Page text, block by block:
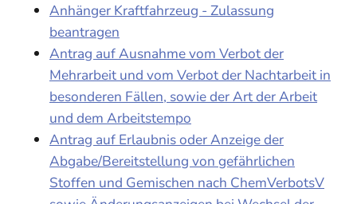
Anhänger Kraftfahrzeug - Zulassung
beantragen
Antrag auf Ausnahme vom Verbot der
Mehrarbeit und vom Verbot der Nachtarbeit in
besonderen Fällen, sowie der Art der Arbeit
und dem Arbeitstempo
Antrag auf Erlaubnis oder Anzeige der
Abgabe/Bereitstellung von gefährlichen
Stoffen und Gemischen nach ChemVerbotsV